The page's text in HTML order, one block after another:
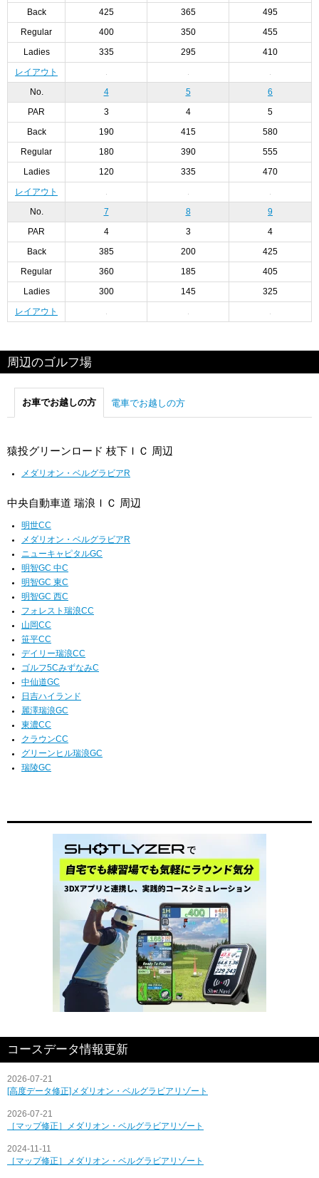
Back 425 365 495
Regular 400 350 455
Ladies 335 295 410
レイアウト
No. 4 5 6
PAR 3 4 5
Back 190 415 580
Regular 180 390 555
Ladies 120 335 470
レイアウト
No. 7 8 9
PAR 4 3 4
Back 385 200 425
Regular 360 185 405
Ladies 300 145 325
レイアウト
周辺のゴルフ場
お車でお越しの方 電車でお越しの方
猿投グリーンロード 枝下ＩＣ 周辺
メダリオン・ベルグラビアR
中央自動車道 瑞浪ＩＣ 周辺
明世CC
メダリオン・ベルグラビアR
ニューキャピタルGC
明智GC 中C
明智GC 東C
明智GC 西C
フォレスト瑞浪CC
山岡CC
笹平CC
デイリー瑞浪CC
ゴルフ5CみずなみC
中仙道GC
日吉ハイランド
麗澤瑞浪GC
東濃CC
クラウンCC
グリーンヒル瑞浪GC
瑞陵GC
コースデータ情報更新
2026-07-21
[高度データ修正]メダリオン・ベルグラビアリゾート
2026-07-21
［マップ修正］メダリオン・ベルグラビアリゾート
2024-11-11
［マップ修正］メダリオン・ベルグラビアリゾート